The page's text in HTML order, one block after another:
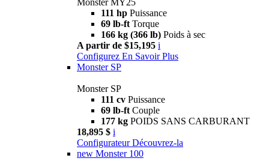
Monster MY25
111 hp Puissance
69 lb-ft Torque
166 kg (366 lb) Poids à sec
A partir de $15,195 i
Configurez En Savoir Plus
Monster SP
Monster SP
111 cv Puissance
69 lb-ft Couple
177 kg POIDS SANS CARBURANT
18,895 $ i
Configurateur Découvrez-la
new Monster 100